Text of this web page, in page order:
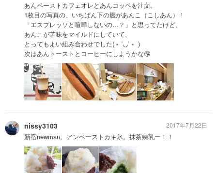
あんペーストカフェオレとあんコッペを注文。
1枚目の写真の、いちばん下の層があんこ（こしあん）！
「エスプレッソと喧嘩しないの…？」と思ってたけど、
あんこが苦味をマイルドにしていて、
とってもよい組み合わせでした(﹡´◡`﹡ )
次はあんトーストとコーヒーにしようかな🤥
nissy3103
新宿newman。アンペーストカキ氷。抹茶練乳ー！！
2017年7月22日